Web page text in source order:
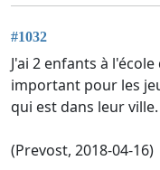
#1032
J'ai 2 enfants à
important pour les
qui est dans leur ville.
(Prevost, 2018-04-16)